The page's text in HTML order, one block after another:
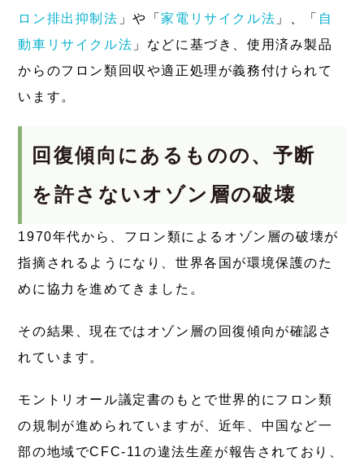
ロン排出抑制法 」や「家電リサイクル法 」、「 自
動車リサイクル法 」などに基づき、使用済み製品
からのフロン類回収や適正処理が義務付けられて
います。
回復傾向にあるものの、予断
を許さないオゾン層の破壊
1970年代から、フロン類によるオゾン層の破壊が
指摘されるようになり、世界各国が環境保護のた
めに協力を進めてきました。
その結果、現在ではオゾン層の回復傾向が確認さ
れています。
モントリオール議定書のもとで世界的にフロン類
の規制が進められていますが、近年、中国など一
部の地域でCFC-11の違法生産が報告されており、